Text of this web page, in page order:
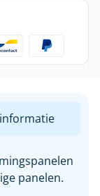
panelen.